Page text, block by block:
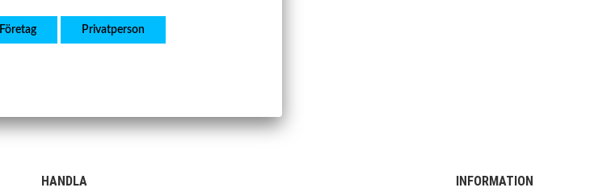
OE nummer:
77201-12640, 7720112640
HANDLA INFORMATION
Företag Privatperson